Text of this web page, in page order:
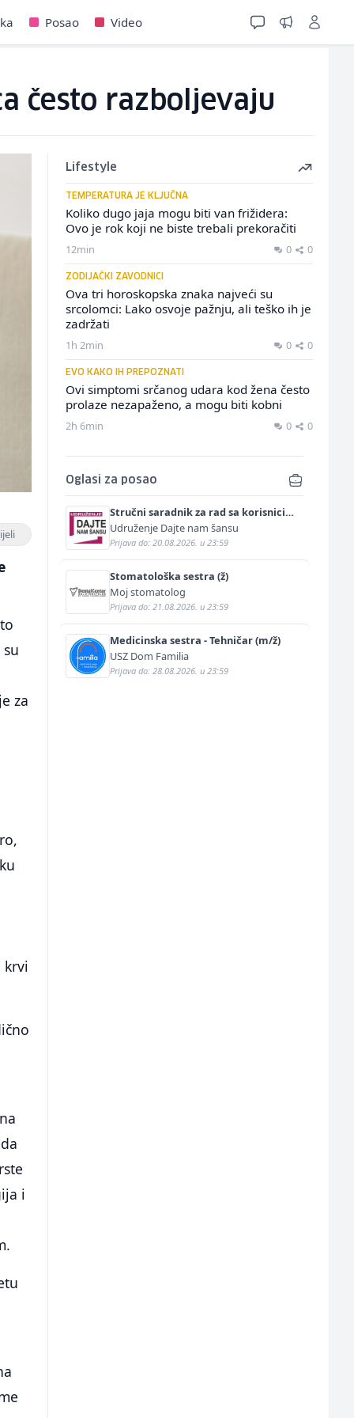
Posao Video
često razboljevaju
za
krvi
i
Lifestyle
TEMPERATURA JE KLJUČNA
Koliko dugo jaja mogu biti van frižidera:
Ovo je rok koji ne biste trebali prekoračiti
12min 0 0
ZODIJAČKI ZAVODNICI
Ova tri horoskopska znaka najveći su
srcolomci: Lako osvoje pažnju, ali teško ih je
zadržati
1h 2min 0 0
EVO KAKO IH PREPOZNATI
Ovi simptomi srčanog udara kod žena često
prolaze nezapaženo, a mogu biti kobni
2h 6min 0 0
Oglasi za posao
Stručni saradnik za rad sa korisnicima
(m/ž)
Udruženje Dajte nam šansu
Prijava do: 20.08.2026. u 23:59
Stomatološka sestra (ž)
Moj stomatolog
Prijava do: 21.08.2026. u 23:59
Medicinska sestra - Tehničar (m/ž)
USZ Dom Familia
Prijava do: 28.08.2026. u 23:59